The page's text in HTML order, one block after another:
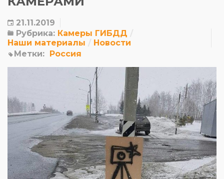
21.11.2019
Рубрика: Камеры ГИБДД
Наши материалы
Новости
Метки: Россия